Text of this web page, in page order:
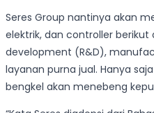
Seres Group nantinya akan
elektrik, dan controller
development (R&D),
layanan purna jual. Hanya
bengkel akan menebeng